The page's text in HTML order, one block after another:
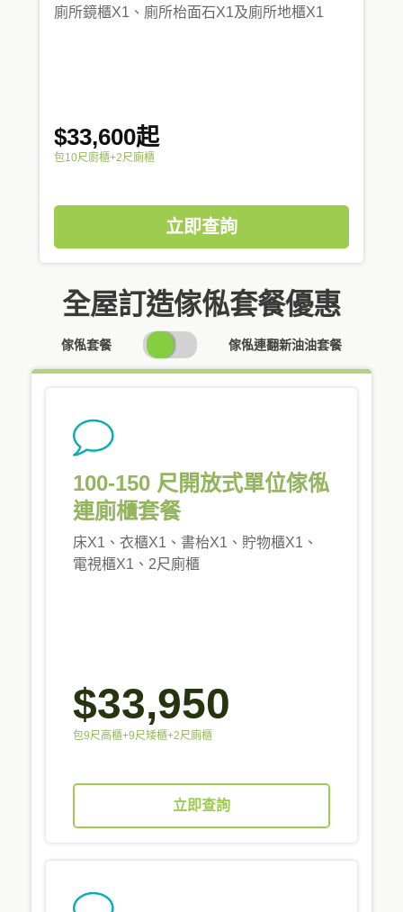
廁所鏡櫃X1、廁所枱面石X1及廁所地櫃X1
$33,600起
包10尺廚櫃+2尺廁櫃
立即查詢
全屋訂造傢俬套餐優惠
傢俬套餐
SWITCH
PRICING
傢俬連翻新油油套餐
100-150 尺開放式單位傢俬
連廁櫃套餐
床X1、衣櫃X1、書枱X1、貯物櫃X1、
電視櫃X1、2尺廁櫃
$33,950
包9尺高櫃+9尺矮櫃+2尺廁櫃
立即查詢